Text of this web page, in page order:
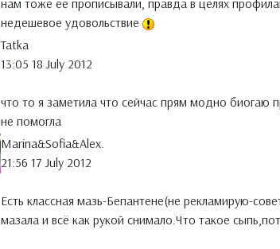
нам тоже ее прописывали, правда в целях
недешевое удовольствие
Tatka
13:05 18 July 2012
что то я заметила что сейчас прям модно биогаю
не помогла
Marina&Sofia&Alex.
21:56 17 July 2012
Есть классная мазь-Бепантене(не рекламирую-
мазала и всё как рукой снимало.Что такое